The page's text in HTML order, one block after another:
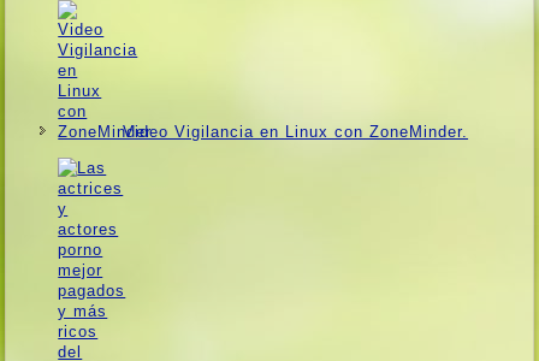
Video Vigilancia en Linux con ZoneMinder.